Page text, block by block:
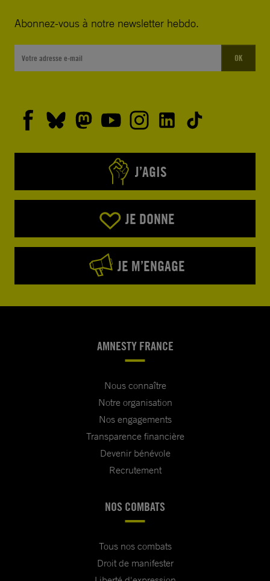
Abonnez-vous à notre newsletter hebdo.
OK
J’AGIS
JE DONNE
JE M’ENGAGE
AMNESTY FRANCE
Nous connaître
Notre organisation
Nos engagements
Transparence financière
Devenir bénévole
Recrutement
NOS COMBATS
Tous nos combats
Droit de manifester